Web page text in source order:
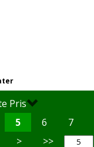
Pris
5 6
7
> >>